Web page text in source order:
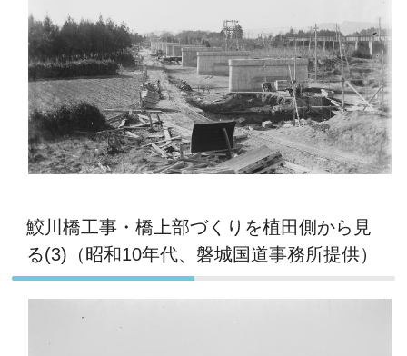
鮫川橋工事・橋上部づくりを植田側から見
る(3)（昭和10年代、磐城国道事務所提供）